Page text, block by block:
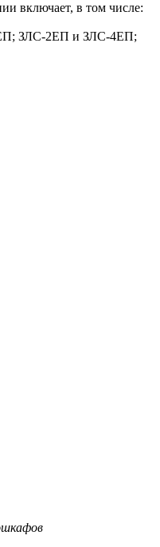
включает, в том числе:
ЗЛС‑2ЕП и ЗЛС‑4ЕП;